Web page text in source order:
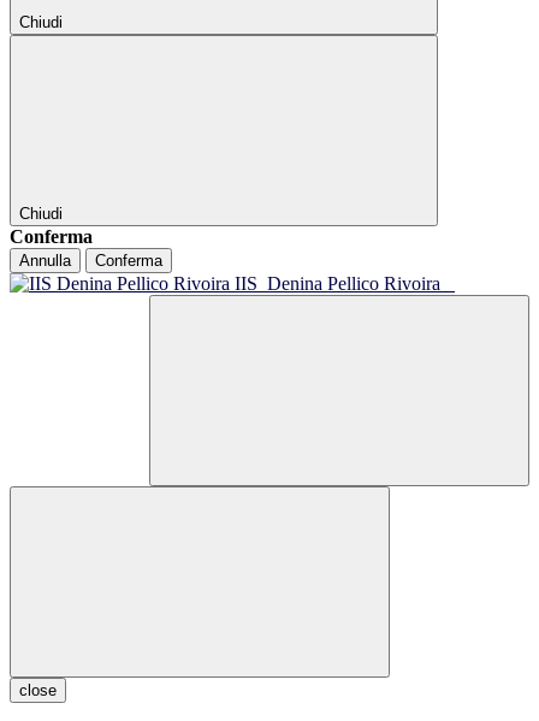
Chiudi
Chiudi
Conferma
Annulla Conferma
IIS Denina Pellico Rivoira
close